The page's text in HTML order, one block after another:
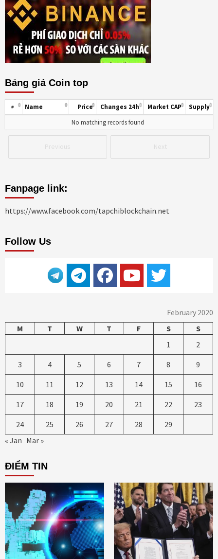
Bảng giá Coin top
Previous Next
# Name Price Changes 24h Market CAP
Supply
No matching records found
Fanpage link:
https://www.facebook.com/tapchiblockchain.net
Follow Us
February 2020
M
T W T F S
S
1
2
3 4 5 6 7 8 9
10 11 12 13 14 15 16
17 18 19 20 21 22 23
24 25 26 27 28
29
« Jan Mar »
ĐIỂM TIN